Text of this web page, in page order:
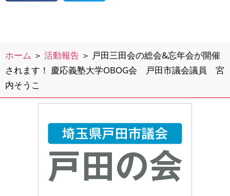
ホーム ＞ 活動報告 ＞ 戸田三田会の総会&忘年会が開催
されます！ 慶応義塾大学OBOG会 戸田市議会議員 宮
内そうこ